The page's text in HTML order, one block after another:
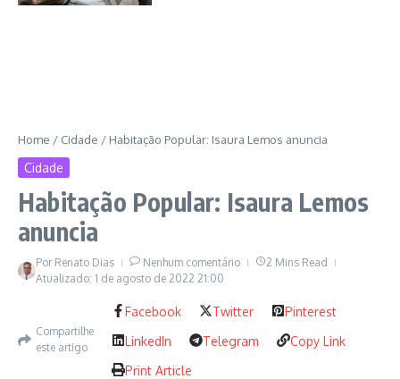
Home / Cidade / Habitação Popular: Isaura Lemos anuncia
Cidade
Habitação Popular: Isaura Lemos
anuncia
Por Renato Dias Nenhum comentário
2 Mins Read
Atualizado: 1 de agosto de 2022 21:00
Compartilhe
este artigo
Facebook Twitter
Pinterest
LinkedIn
Telegram
Copy Link
Print Article